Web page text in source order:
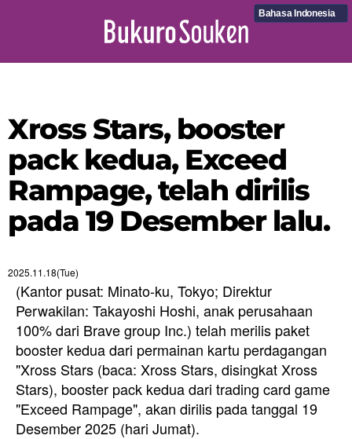
Bahasa Indonesia
Xross Stars, booster
pack kedua, Exceed
Rampage, telah dirilis
pada 19 Desember lalu.
2025.11.18(Tue)
(Kantor pusat: Minato-ku, Tokyo; Direktur
Perwakilan: Takayoshi Hoshi, anak perusahaan
100% dari Brave group Inc.) telah merilis paket
booster kedua dari permainan kartu perdagangan
"Xross Stars (baca: Xross Stars, disingkat Xross
Stars), booster pack kedua dari trading card game
"Exceed Rampage", akan dirilis pada tanggal 19
Desember 2025 (hari Jumat).